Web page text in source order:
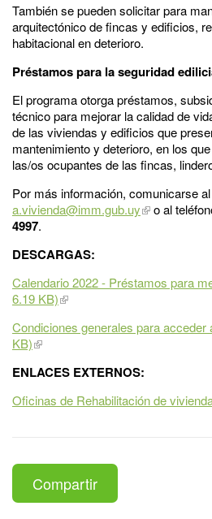
También se pueden solicitar para
arquitectónico de fincas y edificios,
habitacional en deterioro.
Préstamos para la seguridad
El programa otorga préstamos,
técnico para mejorar la calidad de
de las viviendas y edificios que
mantenimiento y deterioro, en los
las/os ocupantes de las fincas,
Por más información, comunicarse al
a.vivienda@imm.gub.uy
o al
4997.
DESCARGAS:
Calendario 2022 - Préstamos para
6.19 KB)
Condiciones generales para
KB)
ENLACES EXTERNOS:
Oficinas de Rehabilitación de
Compartir